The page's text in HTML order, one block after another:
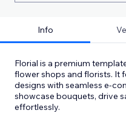
Info
Florial is a premium
flower shops and florists. It
designs with seamless e-
showcase bouquets, drive
effortlessly.